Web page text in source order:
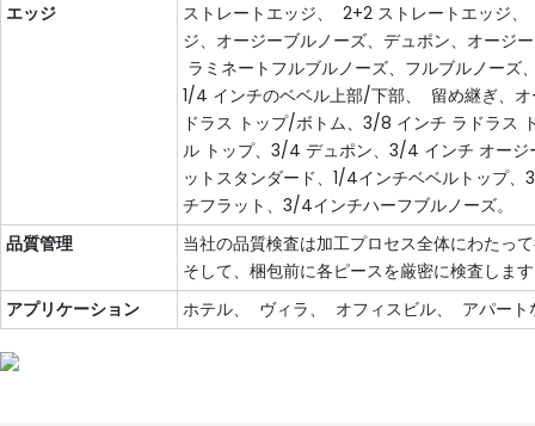
エッジ
ストレートエッジ、 2+2 ストレートエッジ
ジ、オージーブルノーズ、デュポン、オージ
ラミネートフルブルノーズ、フルブルノー
1/4 インチのベベル上部/下部、 留め継ぎ、
ドラス トップ/ボトム、3/8 インチ ラドラス
ル トップ、3/4 デュポン、3/4 インチ オー
ットスタンダード、1/4インチベベルトップ
チフラット、3/4インチハーフブルノーズ。
品質管理
当社の品質検査は加工プロセス全体にわたっ
そして、梱包前に各ピースを厳密に検査しま
アプリケーション
ホテル、 ヴィラ、 オフィスビル、 アパート